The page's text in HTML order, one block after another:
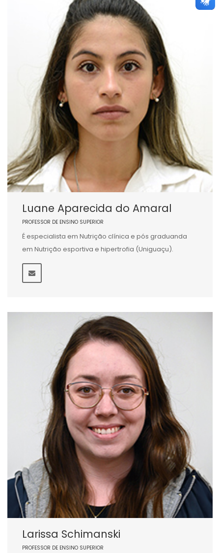
Luane Aparecida do Amaral
PROFESSOR DE ENSINO SUPERIOR
É especialista em Nutrição clínica e pós graduanda
em Nutrição esportiva e hipertrofia (Uniguaçu).
Larissa Schimanski
PROFESSOR DE ENSINO SUPERIOR